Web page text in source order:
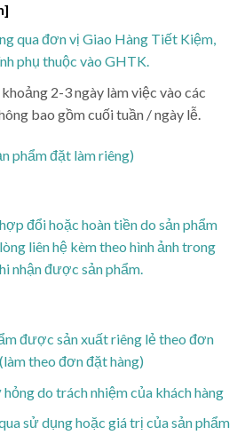
qua đơn vị Giao Hàng Tiết Kiệm,
phụ thuộc vào GHTK.
2-3 ngày làm việc vào các
bao gồm cuối tuần / ngày lễ.
phẩm đặt làm riêng)
đổi hoặc hoàn tiền do sản phẩm
liên hệ kèm theo hình ảnh trong
nhận được sản phẩm.
được sản xuất riêng lẻ theo đơn
theo đơn đặt hàng)
do trách nhiệm của khách hàng
sử dụng hoặc giá trị của sản phẩm